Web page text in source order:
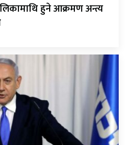
हुने आक्रमण अन्त्य